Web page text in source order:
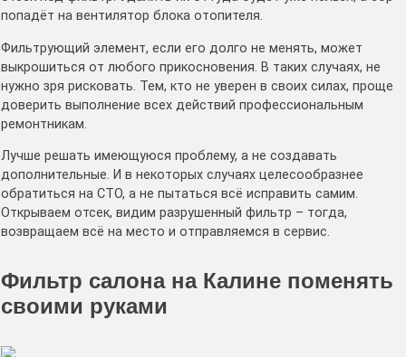
попадёт на вентилятор блока отопителя.
Фильтрующий элемент, если его долго не менять, может
выкрошиться от любого прикосновения. В таких случаях, не
нужно зря рисковать. Тем, кто не уверен в своих силах, проще
доверить выполнение всех действий профессиональным
ремонтникам.
Лучше решать имеющуюся проблему, а не создавать
дополнительные. И в некоторых случаях целесообразнее
обратиться на СТО, а не пытаться всё исправить самим.
Открываем отсек, видим разрушенный фильтр – тогда,
возвращаем всё на место и отправляемся в сервис.
Фильтр салона на Калине поменять
своими руками